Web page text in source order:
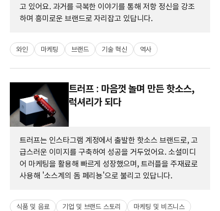
고 있어요. 과거를 극복한 이야기를 통해 저항 정신을 강조
하며 흥미로운 브랜드로 자리잡고 있답니다.
와인 마케팅 브랜드 기술 혁신 역사
트러프 : 마음껏 놀며 만든 핫소스,
럭셔리가 되다
트러프는 인스타그램 계정에서 출발한 핫소스 브랜드로, 고
급스러운 이미지를 구축하여 성공을 거두었어요. 소셜미디
어 마케팅을 활용해 빠르게 성장했으며, 트러플을 주재료로
사용해 '소스계의 돔 페리뇽'으로 불리고 있답니다.
식품 및 음료 기업 및 브랜드 스토리 마케팅 및 비즈니스